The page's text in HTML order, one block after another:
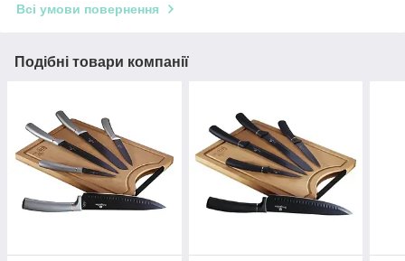
Всі умови повернення
Подібні товари компанії